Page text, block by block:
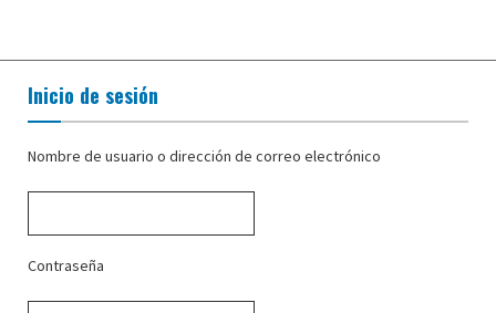
Inicio de sesión
Nombre de usuario o dirección de correo electrónico
Contraseña